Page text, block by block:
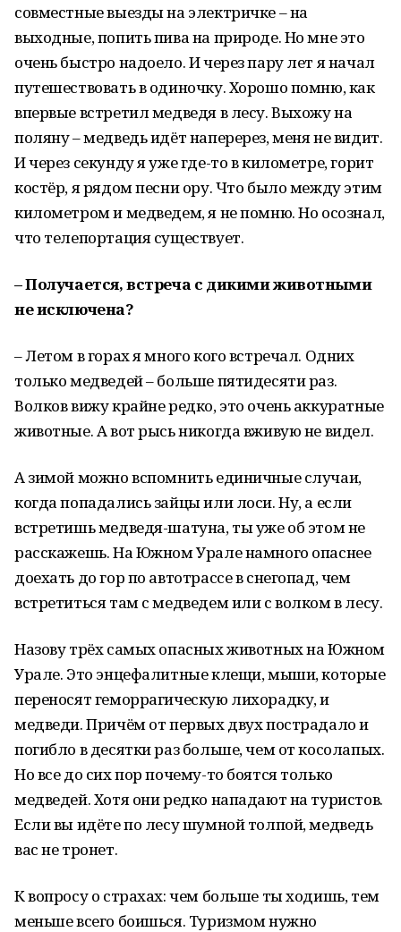
совместные выезды на электричке – на
выходные, попить пива на природе. Но мне это
очень быстро надоело. И через пару лет я начал
путешествовать в одиночку. Хорошо помню, как
впервые встретил медведя в лесу. Выхожу на
поляну – медведь идёт наперерез, меня не видит.
И через секунду я уже где-то в километре, горит
костёр, я рядом песни ору. Что было между этим
километром и медведем, я не помню. Но осознал,
что телепортация существует.
– Получается, встреча с дикими животными
не исключена?
– Летом в горах я много кого встречал. Одних
только медведей – больше пятидесяти раз.
Волков вижу крайне редко, это очень аккуратные
животные. А вот рысь никогда вживую не видел.
А зимой можно вспомнить единичные случаи,
когда попадались зайцы или лоси. Ну, а если
встретишь медведя-шатуна, ты уже об этом не
расскажешь. На Южном Урале намного опаснее
доехать до гор по автотрассе в снегопад, чем
встретиться там с медведем или с волком в лесу.
Назову трёх самых опасных животных на Южном
Урале. Это энцефалитные клещи, мыши, которые
переносят геморрагическую лихорадку, и
медведи. Причём от первых двух пострадало и
погибло в десятки раз больше, чем от косолапых.
Но все до сих пор почему-то боятся только
медведей. Хотя они редко нападают на туристов.
Если вы идёте по лесу шумной толпой, медведь
вас не тронет.
К вопросу о страхах: чем больше ты ходишь, тем
меньше всего боишься. Туризмом нужно